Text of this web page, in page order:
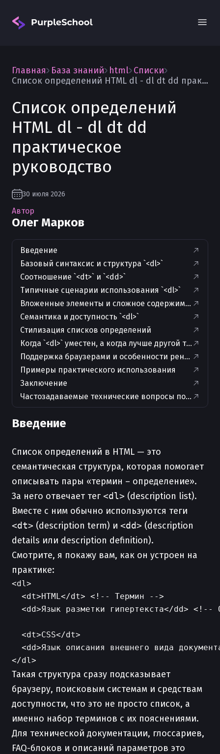
Главная База знаний html Списки
Список определений HTML dl - dl dt dd практическое руководство
Список определений
HTML dl - dl dt dd
практическое
руководство
30 июля 2026
Автор
Олег Марков
Введение
Базовый синтаксис и структура `<dl>`
Соотношение `<dt>` и `<dd>`
Типичные сценарии использования `<dl>`
Вложенные элементы и сложное содержимое
Семантика и доступность `<dl>`
Стилизация списков определений
Когда `<dl>` уместен, а когда лучше другой тег
Поддержка браузерами и особенности рендеринга
Примеры практического использования
Заключение
Частозадаваемые технические вопросы по теме и
Введение
Список определений в HTML — это
семантическая структура, которая помогает
описывать пары «термин – определение».
За него отвечает тег <dl> (description list).
Вместе с ним обычно используются теги
<dt> (description term) и <dd> (description
details или description definition).
Смотрите, я покажу вам, как он устроен на
практике:
<dl>
  <dt>HTML</dt> <!-- Термин -->
<dd>Язык разметки гипертекста</dd> <!--
  <dt>CSS</dt>
<dd>Язык описания внешнего вида
Такая структура сразу подсказывает
браузеру, поисковым системам и средствам
доступности, что это не просто список, а
именно набор терминов с их пояснениями.
Для технической документации, глоссариев,
FAQ-блоков и описаний параметров это